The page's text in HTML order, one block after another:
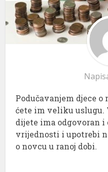
Podučavanjem djece
ćete im veliku uslugu.
dijete ima odgovoran i
vrijednosti i upotrebi
o novcu u ranoj dobi.